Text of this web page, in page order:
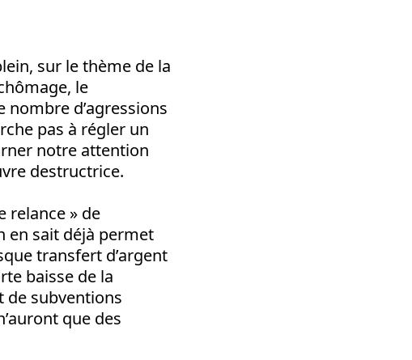
sur le thème de la
le
nombre d’agressions
pas à régler un
notre attention
destructrice.
relance » de
en sait déjà permet
transfert d’argent
baisse de la
de subventions
que des